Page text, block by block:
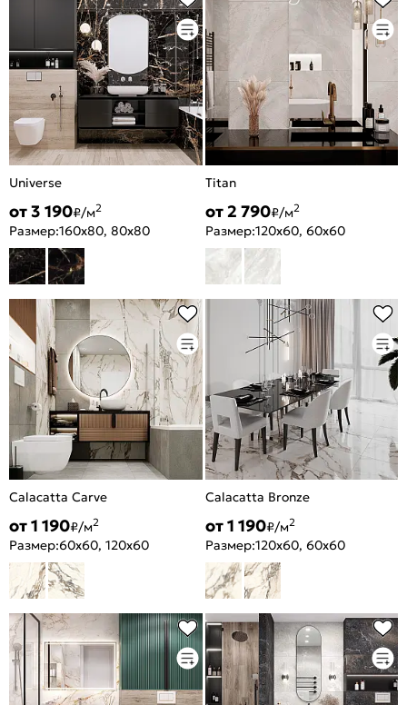
Universe
от 3 190₽/м2
Размер:160x80, 80x80
Titan
от 2 790₽/м2
Размер:120x60, 60x60
Calacatta Carve
от 1 190₽/м2
Размер:60x60, 120x60
Calacatta Bronze
от 1 190₽/м2
Размер:120x60, 60x60